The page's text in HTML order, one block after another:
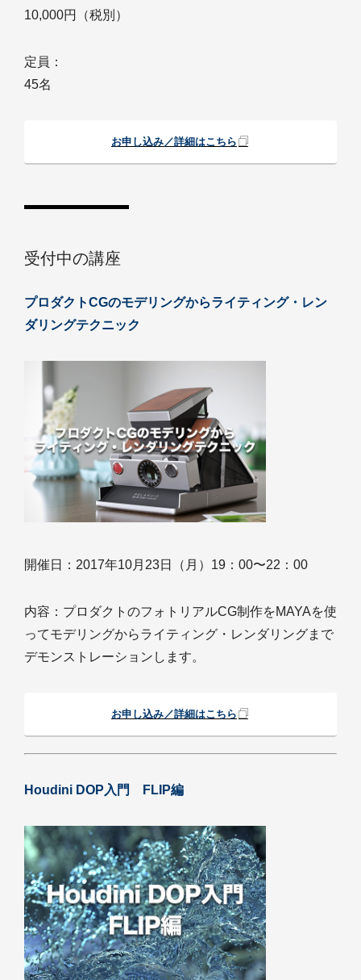
10,000円（税別）
定員：
45名
お申し込み／詳細はこちら
受付中の講座
プロダクトCGのモデリングからライティング・レン
ダリングテクニック
開催日：2017年10月23日（月）19：00〜22：00
内容：プロダクトのフォトリアルCG制作をMAYAを使
ってモデリングからライティング・レンダリングまで
デモンストレーションします。
お申し込み／詳細はこちら
Houdini DOP入門 FLIP編